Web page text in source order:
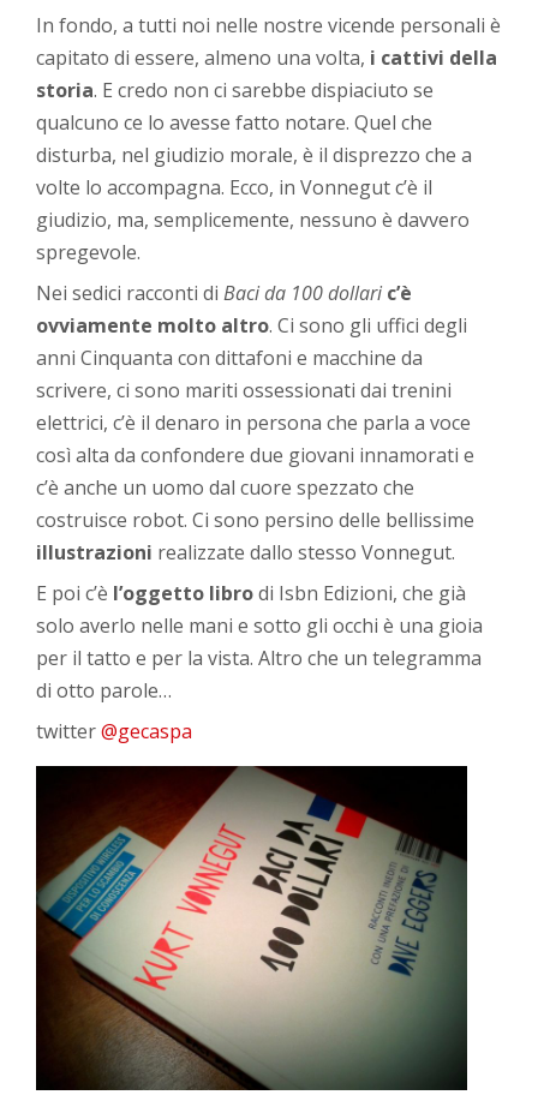
In fondo, a tutti noi nelle nostre vicende personali è
capitato di essere, almeno una volta, i cattivi della
storia. E credo non ci sarebbe dispiaciuto se
qualcuno ce lo avesse fatto notare. Quel che
disturba, nel giudizio morale, è il disprezzo che a
volte lo accompagna. Ecco, in Vonnegut c’è il
giudizio, ma, semplicemente, nessuno è davvero
spregevole.
Nei sedici racconti diBaci da 100 dollari c’è
ovviamente molto altro. Ci sono gli uffici degli
anni Cinquanta con dittafoni e macchine da
scrivere, ci sono mariti ossessionati dai trenini
elettrici, c’è il denaro in persona che parla a voce
così alta da confondere due giovani innamorati e
c’è anche un uomo dal cuore spezzato che
costruisce robot. Ci sono persino delle bellissime
illustrazioni realizzate dallo stesso Vonnegut.
E poi c’è l’oggetto librodi Isbn Edizioni, che già
solo averlo nelle mani e sotto gli occhi è una gioia
per il tatto e per la vista. Altro che un telegramma
di otto parole…
twitter@gecaspa